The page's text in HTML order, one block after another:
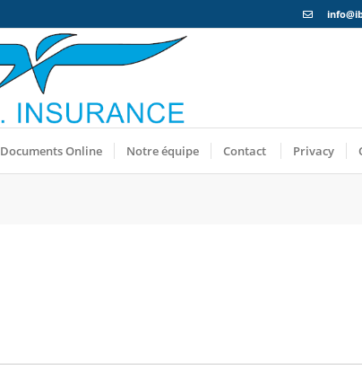
Documents Online Notre équipe Contact Privacy